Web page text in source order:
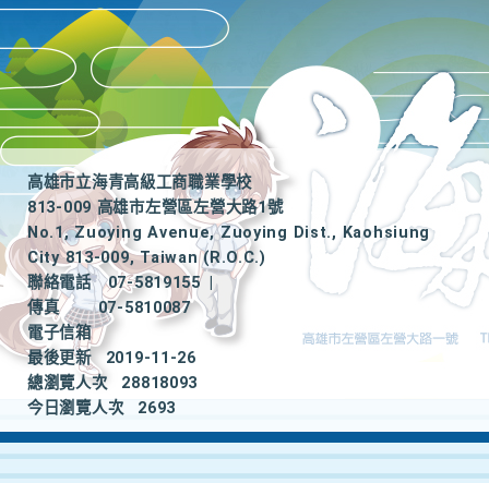
高雄市立海青高級工商職業學校
813-009 高雄市左營區左營大路1號
No.1, Zuoying Avenue, Zuoying Dist., Kaohsiung
City 813-009, Taiwan (R.O.C.)
聯絡電話
07-5819155
|
傳真
07-5810087
電子信箱
最後更新
2019-11-26
總瀏覽人次
28818093
今日瀏覽人次
2693